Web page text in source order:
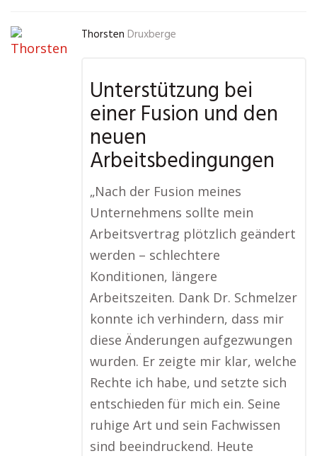
Thorsten Druxberge
Unterstützung bei
einer Fusion und den
neuen
Arbeitsbedingungen
„Nach der Fusion meines
Unternehmens sollte mein
Arbeitsvertrag plötzlich geändert
werden – schlechtere
Konditionen, längere
Arbeitszeiten. Dank Dr. Schmelzer
konnte ich verhindern, dass mir
diese Änderungen aufgezwungen
wurden. Er zeigte mir klar, welche
Rechte ich habe, und setzte sich
entschieden für mich ein. Seine
ruhige Art und sein Fachwissen
sind beeindruckend. Heute